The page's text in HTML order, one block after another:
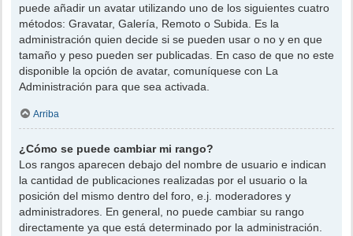
puede añadir un avatar utilizando uno de los siguientes cuatro
métodos: Gravatar, Galería, Remoto o Subida. Es la
administración quien decide si se pueden usar o no y en que
tamaño y peso pueden ser publicadas. En caso de que no este
disponible la opción de avatar, comuníquese con La
Administración para que sea activada.
Arriba
¿Cómo se puede cambiar mi rango?
Los rangos aparecen debajo del nombre de usuario e indican
la cantidad de publicaciones realizadas por el usuario o la
posición del mismo dentro del foro, e.j. moderadores y
administradores. En general, no puede cambiar su rango
directamente ya que está determinado por la administración.